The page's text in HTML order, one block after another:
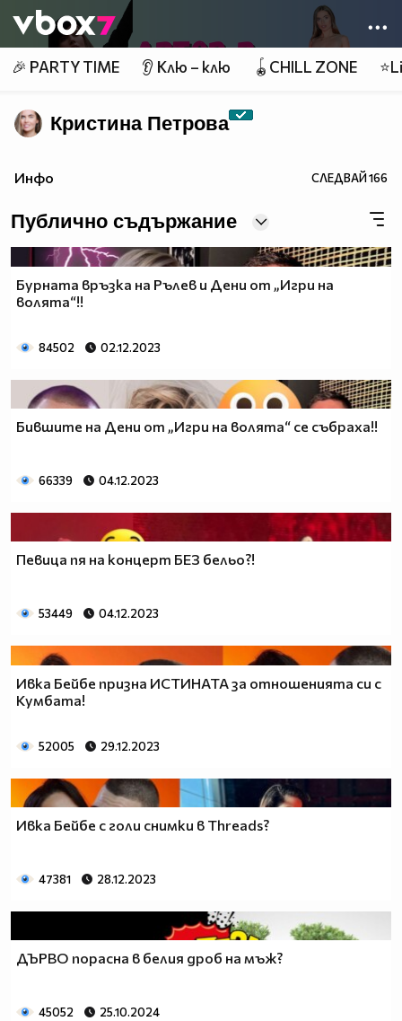
👾
🎉 PARTY TIME 👂 Клю – клю 🪀CHILL ZONE
Кристина Петрова
Инфо СЛЕДВАЙ166
Публично съдържание
Бурната връзка на Рълев и Дени от „Игри на
волята“!!
84502 02.12.2023
Бившите на Дени от „Игри на волята“ се събраха!!
66339 04.12.2023
Певица пя на концерт БЕЗ бельо?!
53449 04.12.2023
Ивка Бейбе призна ИСТИНАТА за отношенията си с
Кумбата!
52005 29.12.2023
Ивка Бейбе с голи снимки в Threads?
47381 28.12.2023
ДЪРВО порасна в белия дроб на мъж?
45052 25.10.2024